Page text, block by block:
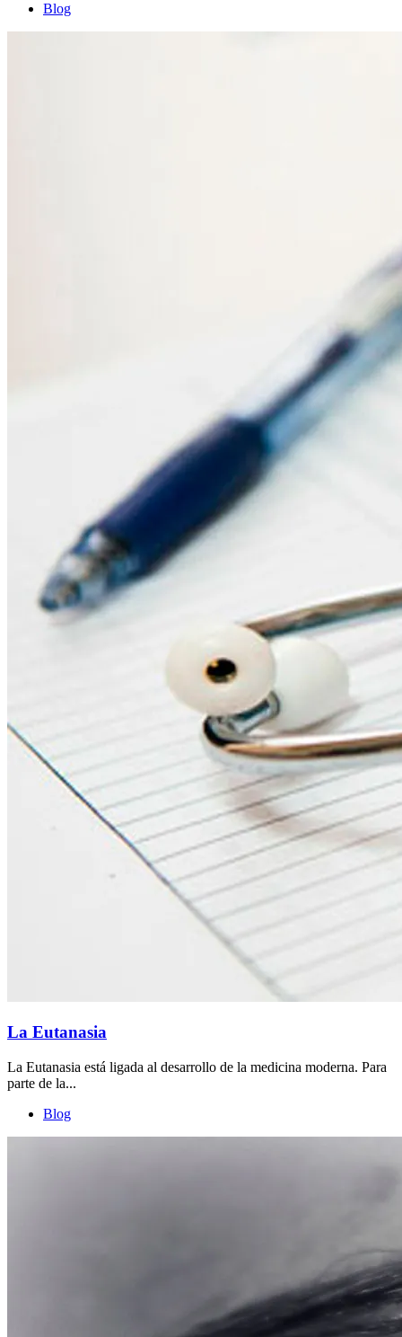
Blog
La Eutanasia
La Eutanasia está ligada al desarrollo de la medicina moderna. Para
parte de la...
Blog